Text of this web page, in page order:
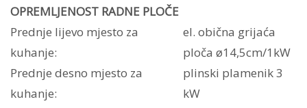
OPREMLJENOST RADNE PLOČE
Prednje lijevo mjesto za
kuhanje:
el. obična grijaća
ploča ø14,5cm/1kW
Prednje desno mjesto za
kuhanje:
plinski plamenik 3
kW